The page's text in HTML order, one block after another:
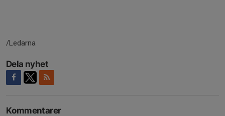
/Ledarna
Dela nyhet
Kommentarer